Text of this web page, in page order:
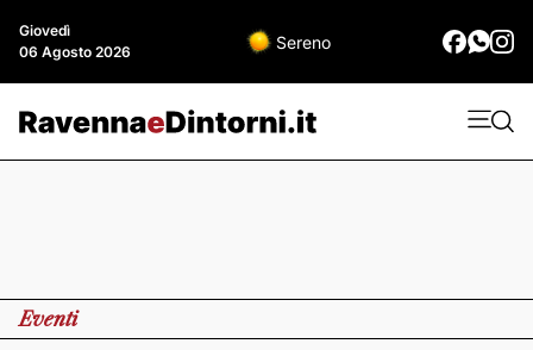
Giovedì
06 Agosto 2026
Sereno
Eventi